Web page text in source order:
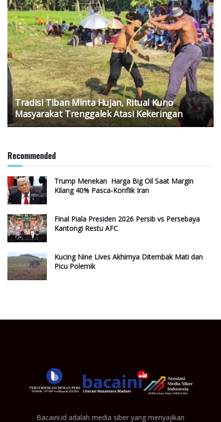
Tradisi Tiban Minta Hujan, Ritual Kuno
Masyarakat Trenggalek Atasi Kekeringan
Recommended
Trump Menekan Harga Big Oil Saat Margin
Kilang 40% Pasca-Konflik Iran
Final Piala Presiden 2026 Persib vs Persebaya
Kantongi Restu AFC
Kucing Nine Lives Akhirnya Ditembak Mati dan
Picu Polemik
Bacaini.id adalah media siber yang menyajikan